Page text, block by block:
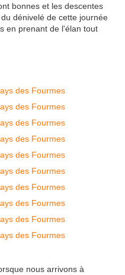
bonnes et les descentes
dénivelé de cette journée
en prenant de l'élan tout
nous arrivons à